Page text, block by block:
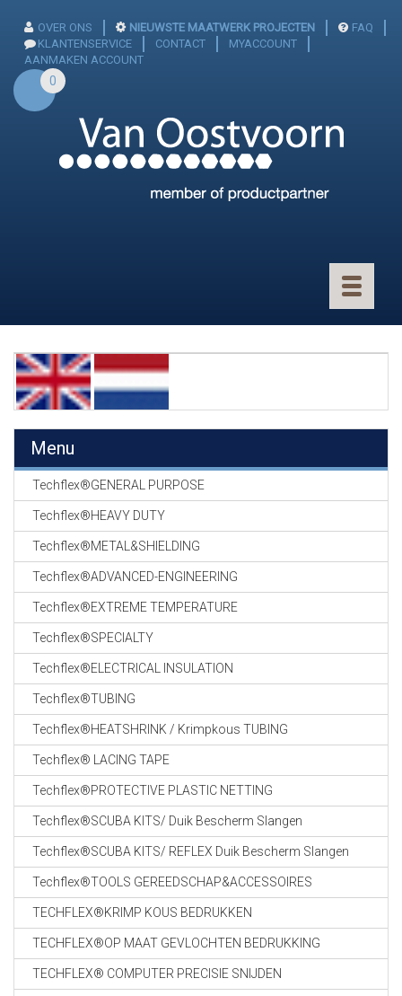
OVER ONS NIEUWSTE MAATWERK PROJECTEN
FAQ
KLANTENSERVICE
CONTACT
MYACCOUNT
AANMAKEN ACCOUNT
0
Toggle
CONNECTOREN
EN
HASPELS
GEVLOCHTEN KOUS
EN
KRIMP KOUS
KOPER KABEL
OP ROL
OCC OPTICAL
FIBER CABLE
GE-ASSEMBLEERDE
KOPER/FIBER
19" RACKS
TOEBEHOREN
CABLE EQUIPEMENTS
Menu
Techflex®GENERAL PURPOSE
Techflex®HEAVY DUTY
Techflex®METAL&SHIELDING
Techflex®ADVANCED-ENGINEERING
Techflex®EXTREME TEMPERATURE
Techflex®SPECIALTY
Techflex®ELECTRICAL INSULATION
Techflex®TUBING
Techflex®HEATSHRINK / Krimpkous TUBING
Techflex® LACING TAPE
Techflex®PROTECTIVE PLASTIC NETTING
Techflex®SCUBA KITS/ Duik Bescherm Slangen
Techflex®SCUBA KITS/ REFLEX Duik Bescherm Slangen
Techflex®TOOLS GEREEDSCHAP&ACCESSOIRES
TECHFLEX®KRIMP KOUS BEDRUKKEN
TECHFLEX®OP MAAT GEVLOCHTEN BEDRUKKING
TECHFLEX® COMPUTER PRECISIE SNIJDEN